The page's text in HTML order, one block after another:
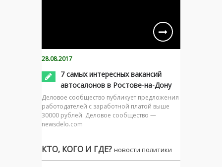
28.08.2017
7 самых интересных вакансий
автосалонов в Ростове-на-Дону
Деловое сообщество публикует предложения
работодателей с заработной платой выше
30000 рублей. Деловое сообщество —
newsdelo.com
КТО, КОГО И ГДЕ? новости политики